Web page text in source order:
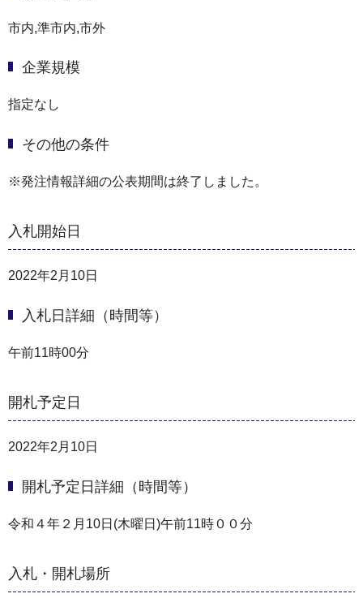
市内,準市内,市外
企業規模
指定なし
その他の条件
※発注情報詳細の公表期間は終了しました。
入札開始日
2022年2月10日
入札日詳細（時間等）
午前11時00分
開札予定日
2022年2月10日
開札予定日詳細（時間等）
令和４年２月10日(木曜日)午前11時００分
入札・開札場所